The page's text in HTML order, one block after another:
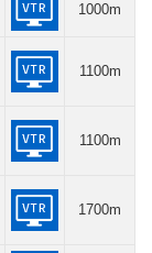
1000m
1100m
1100m
1700m